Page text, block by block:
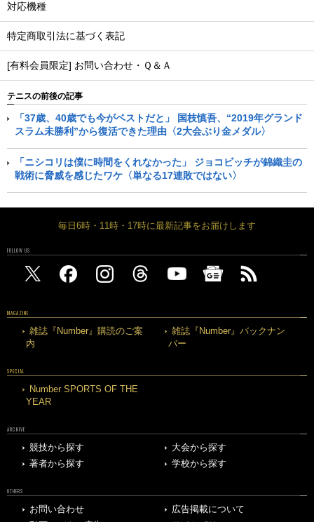
対応機種
特定商取引法に基づく表記
[有料会員限定] お問い合わせ・Ｑ＆Ａ
テニスの前後の記事
「37歳、40歳でも今がベストだと」 国枝慎吾、“2019年グランド
スラム未勝利”から復活できた理由〈2大会ぶり金メダル〉
「ニシコリは僕に時間をくれなかった」 ジョコビッチが錦織圭の
戦術に脅威を感じたワケ〈単なる17連敗ではない〉
毎日6時・11時・17時に最新記事をお届けします
FOLLOW US
MAGAZINE
雑誌『Number』購読のご案
内
雑誌『Number』バックナン
バー
SPECIAL
Number SPORTS OF THE
YEAR
ARCHIVE
競技から探す
大会から探す
著者から探す
学校から探す
OTHERS
お問い合わせ
広告掲載について